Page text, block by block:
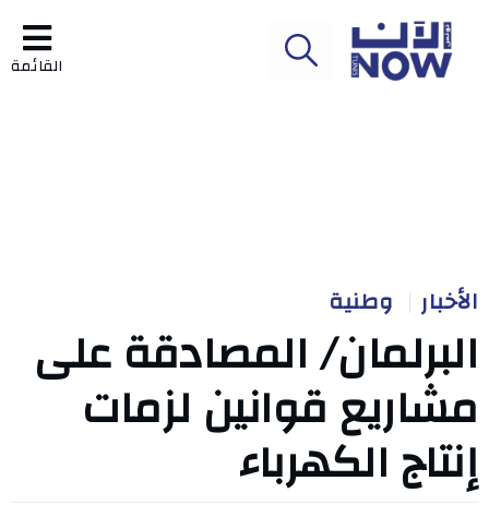
القائمة
الأخبار وطنية
البرلمان/ المصادقة على
مشاريع قوانين لزمات
إنتاج الكهرباء